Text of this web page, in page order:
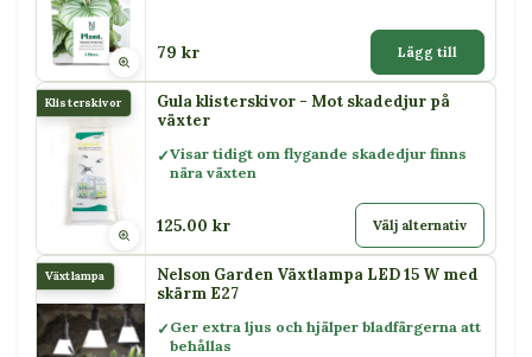
79 kr Lägg till
Klisterskivor
Gula klisterskivor - Mot skadedjur på
växter
Visar tidigt om flygande skadedjur finns
nära växten
125.00 kr Välj alternativ
Växtlampa
Nelson Garden Växtlampa LED 15 W med
skärm E27
Ger extra ljus och hjälper bladfärgerna att
behållas